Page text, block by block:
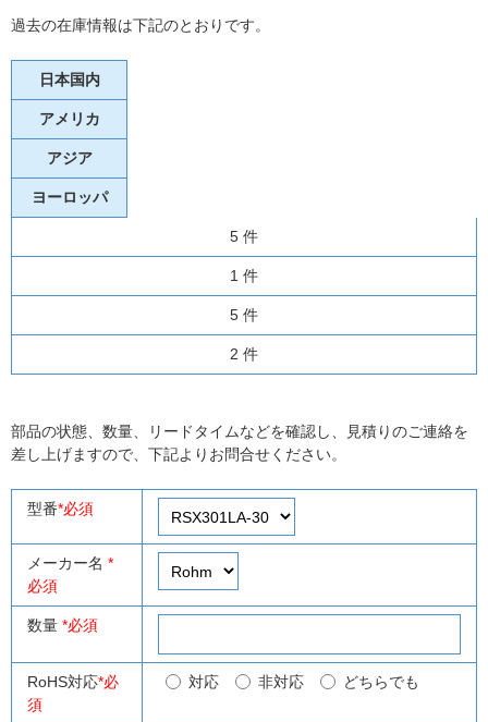
過去の在庫情報は下記のとおりです。
日本国内
アメリカ
アジア
ヨーロッパ
5 件
1 件
5 件
2 件
部品の状態、数量、リードタイムなどを確認し、見積りのご連絡を
差し上げますので、下記よりお問合せください。
型番*必須
メーカー名 *
必須
数量 *必須
RoHS対応*必
須
対応 非対応 どちらでも